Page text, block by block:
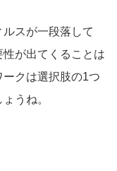
スが一段落して
が出てくることは
クは選択肢の1つ
うね。